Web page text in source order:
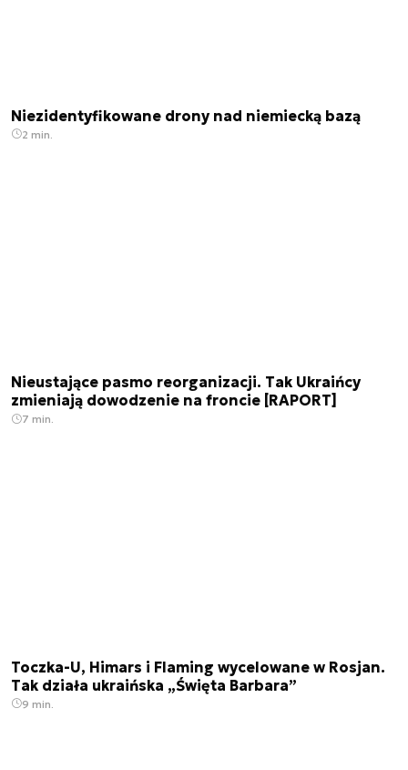
Niezidentyfikowane drony nad niemiecką bazą
2 min.
Nieustające pasmo reorganizacji. Tak Ukraińcy
zmieniają dowodzenie na froncie [RAPORT]
7 min.
Toczka-U, Himars i Flaming wycelowane w Rosjan.
Tak działa ukraińska „Święta Barbara”
9 min.